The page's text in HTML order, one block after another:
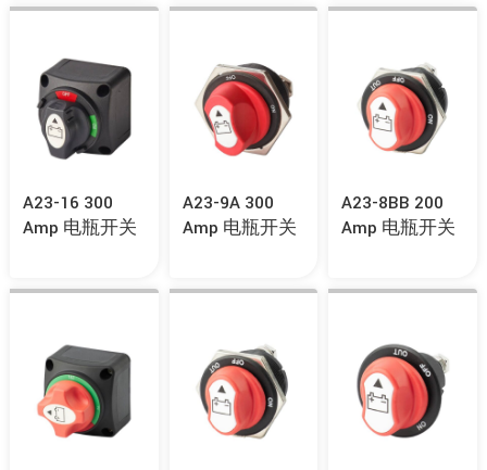
A23-16 300
Amp 电瓶开关
A23-9A 300
Amp 电瓶开关
A23-8BB 200
Amp 电瓶开关